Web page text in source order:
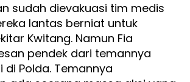
sudah dievakuasi tim medis
lantas berniat untuk
Kwitang. Namun Fia
pendek dari temannya
di Polda. Temannya